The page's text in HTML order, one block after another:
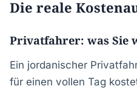
Die reale
Privatfahrer: was Sie
Ein jordanischer
für einen vollen Tag